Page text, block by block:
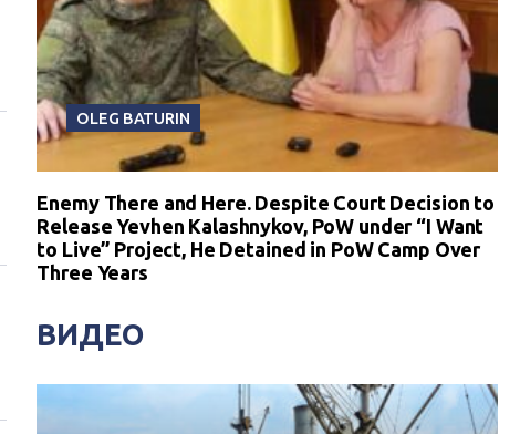
OLEG BATURIN
Enemy There and Here. Despite Court Decision to
Release Yevhen Kalashnykov, PoW under “I Want
to Live” Project, He Detained in PoW Camp Over
Three Years
ВИДЕО